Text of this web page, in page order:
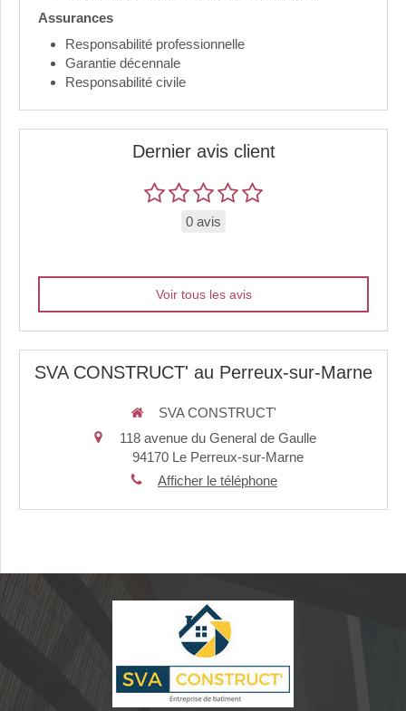
Assurances
Responsabilité professionnelle
Garantie décennale
Responsabilité civile
Dernier avis client
0 avis
Voir tous les avis
SVA CONSTRUCT' au Perreux-sur-Marne
SVA CONSTRUCT'
118 avenue du General de Gaulle
94170 Le Perreux-sur-Marne
Afficher le téléphone